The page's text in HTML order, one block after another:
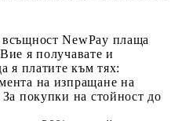
NewPay плаща
я получавате и
я платите към тях:
на изпращане на
покупки на стойност до